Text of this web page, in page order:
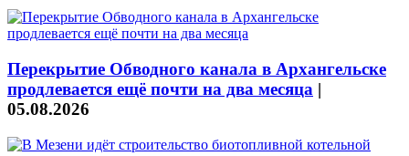
Перекрытие Обводного канала в Архангельске
продлевается ещё почти на два месяца |
05.08.2026